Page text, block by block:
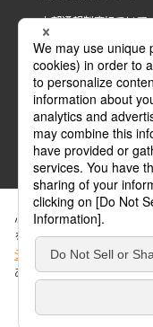
内部通報制度について
ABJマークは、この電子書店・
得た正規版配信サービスであ
ABJマークの詳細、ABJマーク
ぶんか社が運営するサイ
を使用しています。 当社
シー
」をご覧ください。当
ありません。